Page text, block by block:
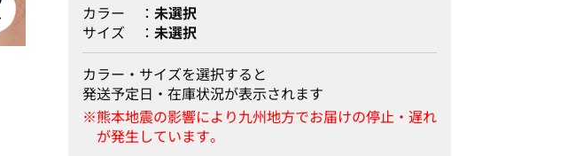
カラー
未選択
サイズ
未選択
カラー・サイズを選択すると
発送予定日・在庫状況が表示されます